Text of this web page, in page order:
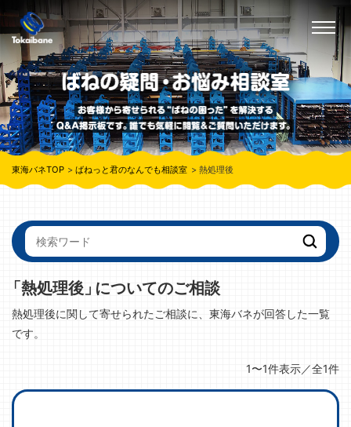
東海バネTOP ばねっと君のなんでも相談室 熱処理後
「熱処理後」についてのご相談
熱処理後に関して寄せられたご相談に、東海バネが回答した一覧
です。
1〜1件表示／全1件